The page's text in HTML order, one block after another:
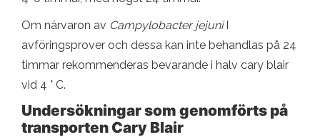
Om närvaron av Campylobacter jejuniI
avföringsprover och dessa kan inte behandlas på 24
timmar rekommenderas bevarande i halv cary blair
vid 4 ° C.
Undersökningar som genomförts på
transporten Cary Blair